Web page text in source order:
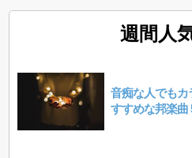
週間人
音痴な人でも
すすめな邦楽曲